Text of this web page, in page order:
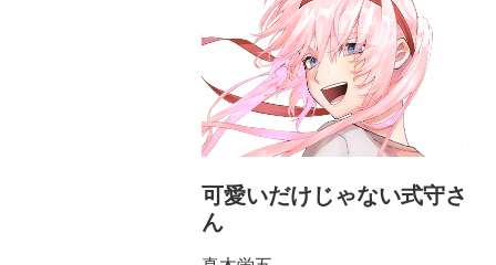
可愛いだけじゃない式守さ
ん